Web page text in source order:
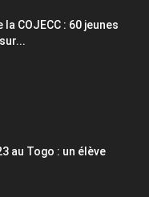
COJECC : 60 jeunes
au Togo : un élève